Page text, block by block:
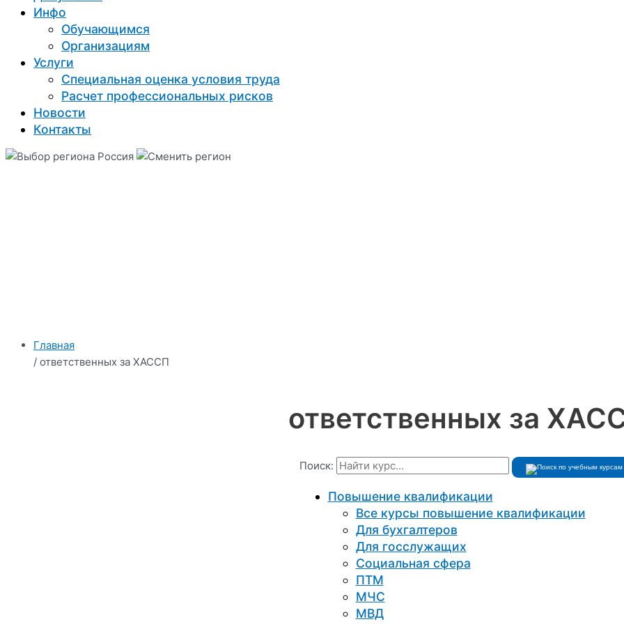
Инфо
Обучающимся
Организациям
Услуги
Специальная оценка условия труда
Расчет профессиональных рисков
Новости
Контакты
Россия
Главная
/ ответственных за ХАССП
ответственных за
Поиск:
Повышение квалификации
Все курсы повышение квалификации
Для бухгалтеров
Для госслужащих
Социальная сфера
ПТМ
МЧС
МВД